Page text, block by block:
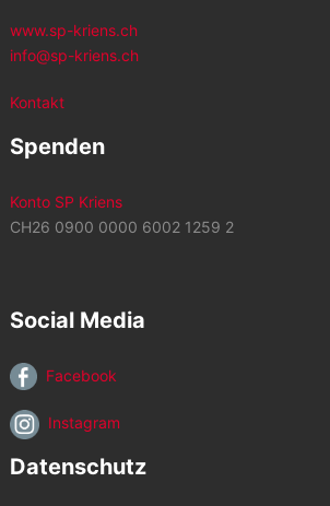
www.sp-kriens.ch
info@sp-kriens.ch
Kontakt
Spenden
Konto SP Kriens
CH26 0900 0000 6002 1259 2
Social Media
Facebook
Instagram
Datenschutz